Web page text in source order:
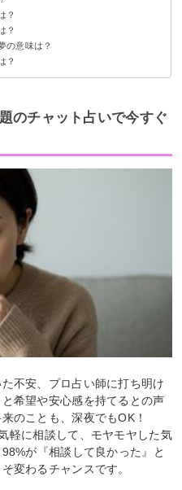
示
？
】
・不安夢】
？
】
夢】
夢】
警告夢】
夢】
【警告夢】
夢【警告夢】
夢】
】
夢】
の意味は？
夢】
】
？
話す
のチャット占いで今すぐ
不安、プロ占い師に打ち明け
希望や安心感を持てるとの声
のことも、深夜でもOK！
軽に相談して、モヤモヤした気
が『相談して良かった』と
変わるチャンスです。